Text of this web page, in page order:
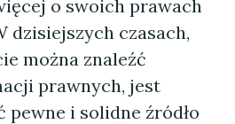
o swoich prawach
dzisiejszych czasach,
można znaleźć
prawnych, jest
pewne i solidne źródło